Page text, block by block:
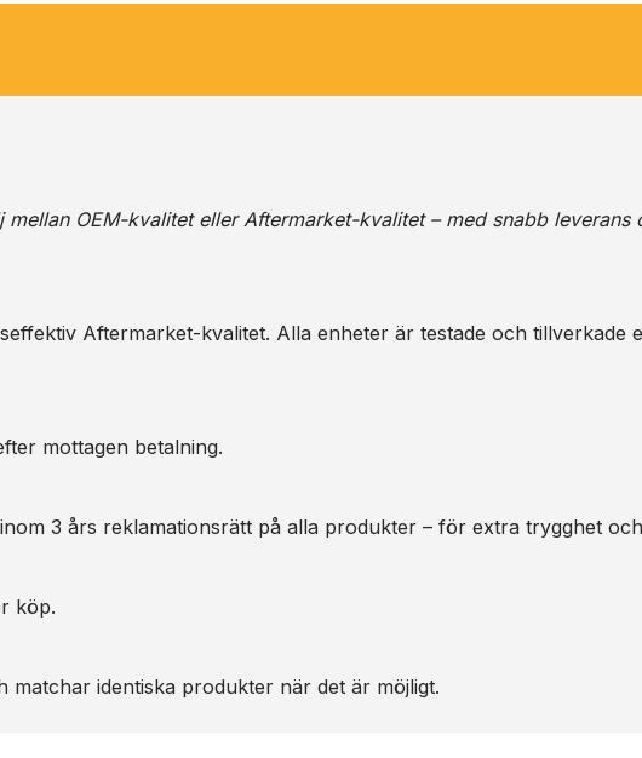
OEM-kvalitet eller Aftermarket-kvalitet – med snabb leverans
Aftermarket-kvalitet. Alla enheter är testade och tillverkade
mottagen betalning.
3 års reklamationsrätt på alla produkter – för extra trygghet
köp.
identiska produkter när det är möjligt.